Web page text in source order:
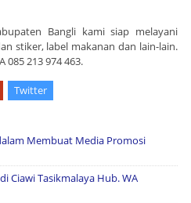
Bangli kami siap melayani
stiker, label makanan dan lain-lain.
085 213 974 463.
Twitter
Membuat Media Promosi
Ciawi Tasikmalaya Hub. WA